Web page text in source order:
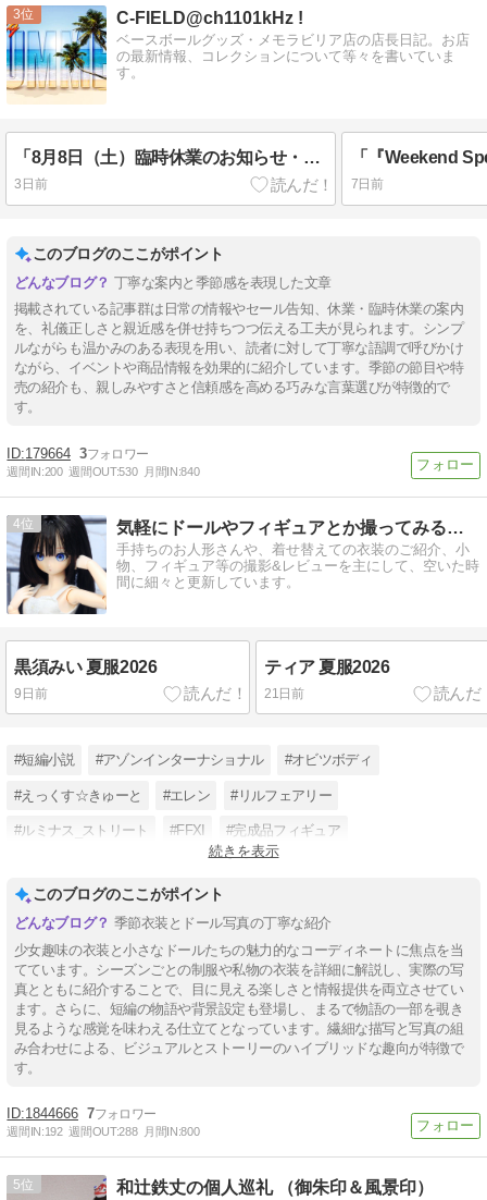
3 C-FIELD@ch1101kHz !
ベースボールグッズ・メモラビリア店の店長日記。お店
の最新情報、コレクションについて等々を書いていま
す。
「8月8日（土）臨時休業のお知らせ・今週の『Weekend Special !』について」
3日前
「『Weekend
7日前
このブログのここがポイント
丁寧な案内と季節感を表現した文章
掲載されている記事群は日常の情報やセール告知、休業・臨時休業の案内
を、礼儀正しさと親近感を併せ持ちつつ伝える工夫が見られます。シンプ
ルながらも温かみのある表現を用い、読者に対して丁寧な語調で呼びかけ
ながら、イベントや商品情報を効果的に紹介しています。季節の節目や特
売の紹介も、親しみやすさと信頼感を高める巧みな言葉選びが特徴的で
す。
179664 3
週間IN:200 週間OUT:530 月間IN:840
4 気軽にドールやフィギュアとか撮ってみるブログ
手持ちのお人形さんや、着せ替えての衣装のご紹介、小
物、フィギュア等の撮影&レビューを主にして、空いた時
間に細々と更新しています。
黒須みい 夏服2026
9日前
ティア 夏服2026
21日前
#短編小説 #アゾンインターナショナル #オビツボディ
#えっくす☆きゅーと #エレン #リルフェアリー
#ルミナス_ストリート #FFXI #完成品フィギュア
続きを表示
このブログのここがポイント
季節衣装とドール写真の丁寧な紹介
少女趣味の衣装と小さなドールたちの魅力的なコーディネートに焦点を当
てています。シーズンごとの制服や私物の衣装を詳細に解説し、実際の写
真とともに紹介することで、目に見える楽しさと情報提供を両立させてい
ます。さらに、短編の物語や背景設定も登場し、まるで物語の一部を覗き
見るような感覚を味わえる仕立てとなっています。繊細な描写と写真の組
み合わせによる、ビジュアルとストーリーのハイブリッドな趣向が特徴で
す。
1844666 7
週間IN:192 週間OUT:288 月間IN:800
5 和辻鉄丈の個人巡礼 （御朱印＆風景印）